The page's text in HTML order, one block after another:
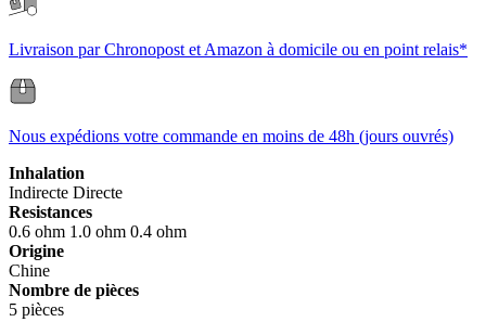
Livraison par Chronopost et Amazon à domicile ou en point relais*
Nous expédions votre commande en moins de 48h (jours ouvrés)
Inhalation
Indirecte Directe
Resistances
0.6 ohm 1.0 ohm 0.4 ohm
Origine
Chine
Nombre de pièces
5 pièces